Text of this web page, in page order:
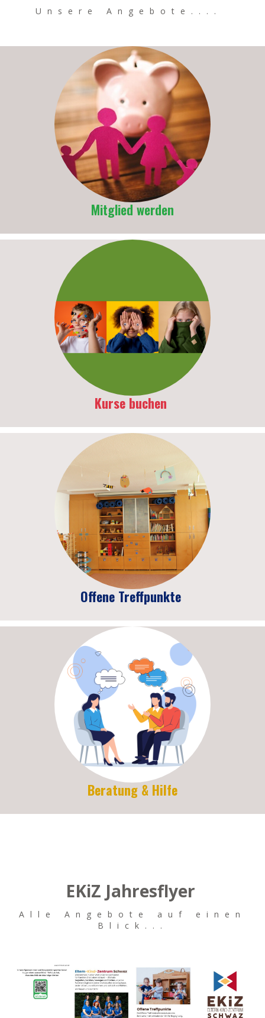
Unsere Angebote....
Mitglied werden
Kurse buchen
Offene Treffpunkte
Beratung & Hilfe
EKiZ Jahresflyer
Alle Angebote auf einen
Blick...